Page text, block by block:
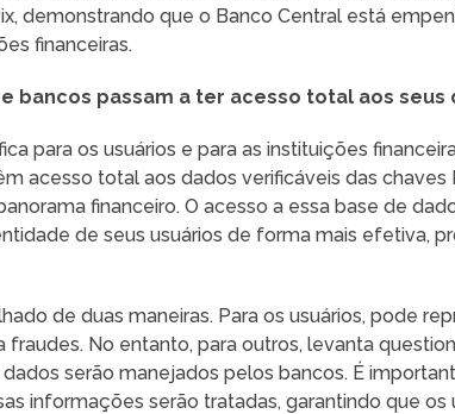
demonstrando que o Banco Central está
financeiras.
bancos passam a ter acesso total aos seus
para os usuários e para as instituições
acesso total aos dados verificáveis das
financeiro. O acesso a essa base de
de seus usuários de forma mais efetiva,
de duas maneiras. Para os usuários, pode
No entanto, para outros, levanta
serão manejados pelos bancos. É
informações serão tratadas, garantindo que os